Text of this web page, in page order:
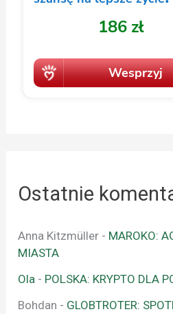
Ostatnie
Anna Kitzmüller - MAROKO:
MIASTA
Ola - POLSKA: KRYPTO DLA
Bohdan - GLOBTROTER: